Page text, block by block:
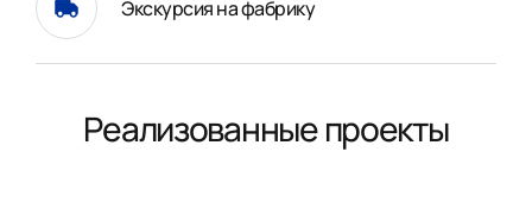
Экскурсия на фабрику
Реализованные проекты